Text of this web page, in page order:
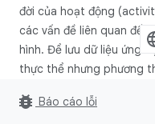
đời của hoạt động
các vấn đề liên quan đến
hình. Để lưu dữ liệu ứng
thực thể nhưng phương
cách hiệu quả để thiết kế
bug_report Báo cáo lỗi